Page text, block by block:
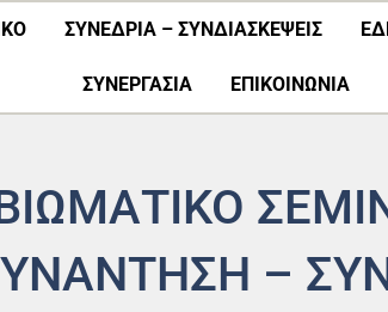
ΣΥΝΕΔΡΙΑ – ΣΥΝΔΙΑΣΚΕΨΕΙΣ
ΣΥΝΕΡΓΑΣΊΑ ΕΠΙΚΟΙΝΩΝΙΑ
–